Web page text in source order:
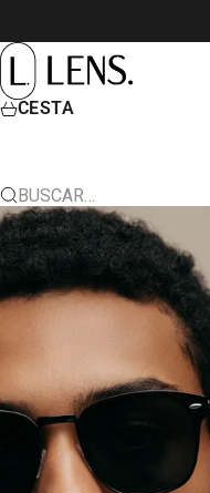
LENS. COLOMBIA
CESTA
BUSCAR…